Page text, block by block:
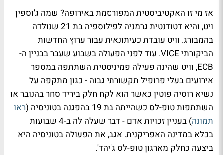
אז מי זו האקטיביסטית המפורסמת באירופה? שמה ג'וספין
ויט, והיא דטודנטית גרמניה לפילוספיה בת 21 שנולדה
בהמבורג. וויט עובדת כעיתונאית עבור ערוץ החדשות
הביקורתי VICE. עוד לפני הפעולה בשבוע שעבר בבניין ה-
ECB, וויט שהינה פעילה פמיניסטית השתתפה במספר
אירועים בעלי פרופיל תקשורתי גבוה - כגון מתקפה על
נשיא רוסיה פוטין כאשר הוא לקח חלק ביריד סחר בהנובר או
השתתפות טופ-לס כשהייתה בת 19 בהפגנה בטוניסיה (
ראו
תמונה
) בעניין זכויות אדם - דבר שעלה לה ב-4 שבועות
בכלא במדינה האפריקנית. אגב, את הפעולה בטוניסיה היא
ביצעה כחלק מארגון טופ-לס ג'יהד'.